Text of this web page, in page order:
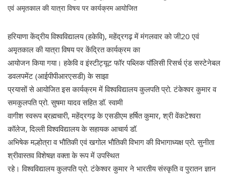
हरियाणा केंद्रीय विश्वविद्यालय (हकेवि), महेंद्रगढ़ में मंगलवार को जी20 एवं
अमृतकाल की यात्रा विषय पर केंद्रित कार्यक्रम का
आयोजन किया गया। हकेवि व इंस्टीट्यूट फॉर पब्लिक पॉलिसी रिसर्च एंड सस्टेनेबल
डवलपमेंट (आईपीपीआरएसडी) के साझा
प्रयासों से आयोजित इस कार्यक्रम में विश्वविद्यालय कुलपति प्रो. टंकेश्वर कुमार व
समकुलपति प्रो. सुषमा यादव सहित डॉ. स्वामी
वागीश स्वरूप ब्रह्मचारी, महेंद्रगढ़ के एसडीएम हर्षित कुमार, श्री वेंकटेश्वरा
कॉलेज, दिल्ली विश्वविद्यालय के सहायक आचार्य डॉ.
अभिषेक मल्होत्रा व भौतिकी एवं खगोल भौतिकी विभाग की विभागाध्यक्ष प्रो. सुनीता
श्रीवास्तव विशेषज्ञ वक्ता के रूप में उपस्थित
रहे। विश्वविद्यालय कुलपति प्रो. टंकेश्वर कुमार ने भारतीय संस्कृति व पुरातन ज्ञान